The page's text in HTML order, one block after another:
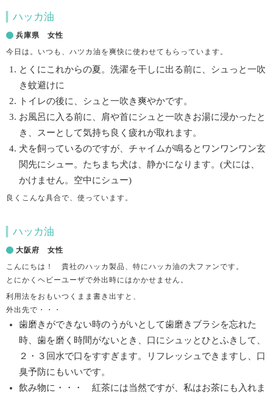
ハッカ油
兵庫県 女性
今日は。いつも、ハツカ油を爽快に使わせてもらっています。
とくにこれからの夏。洗濯を干しに出る前に、シュっと一吹
き蚊避けに
トイレの後に、シュと一吹き爽やかです。
お風呂に入る前に、肩や首にシュと一吹きお湯に浸かったと
き、スーとして気持ち良く疲れが取れます。
犬を飼っているのですが、チャイムが鳴るとワンワンワン玄
関先にシュー。たちまち犬は、静かになります。(犬には、
かけません。空中にシュー)
良くこんな具合で、使っています。
ハッカ油
大阪府 女性
こんにちは！ 貴社のハッカ製品、特にハッカ油の大ファンです。
とにかくヘビーユーザで外出時にはかかせません。
利用法をおもいつくまま書き出すと、
外出先で・・・
歯磨きができない時のうがいとして歯磨きブラシを忘れた
時、歯を磨く時間がないとき、口にシュッとひとふきして、
２・３回水で口をすすぎます。リフレッシュできますし、口
臭予防にもいいです。
飲み物に・・・ 紅茶には当然ですが、私はお茶にも入れま